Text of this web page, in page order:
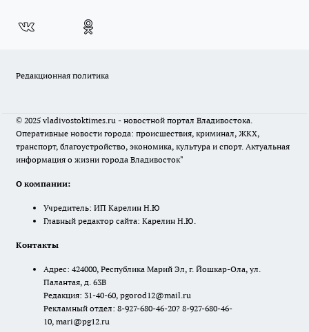
Редакционная политика
© 2025 vladivostoktimes.ru - новостной портал Владивостока.
Оперативные новости города: происшествия, криминал, ЖКХ,
транспорт, благоустройство, экономика, культура и спорт. Актуальная
информация о жизни города Владивосток"
О компании:
Учредитель: ИП Карелин Н.Ю
Главный редактор сайта: Карелин Н.Ю.
Контакты
Адрес: 424000, Республика Марий Эл, г. Йошкар-Ола, ул.
Палантая, д. 63В
Редакция: 31-40-60, pgorod12@mail.ru
Рекламный отдел: 8-927-680-46-20? 8-927-680-46-
10, mari@pg12.ru